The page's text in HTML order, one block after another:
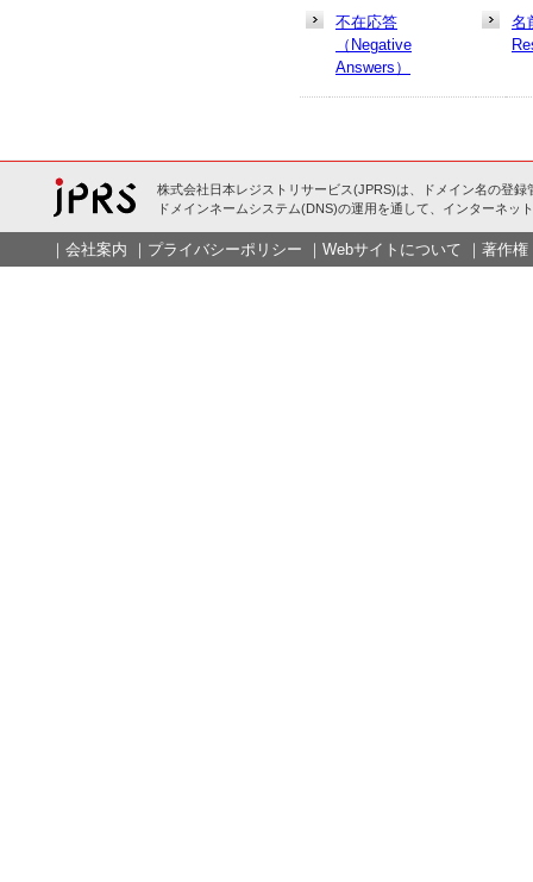
不在応答
（Negative
Answers）
名
株式会社日本レジストリサービス(JPRS)は、ドメイン名の登録
ドメインネームシステム(DNS)の運用を通して、インターネッ
｜ 会社案内 ｜ プライバシーポリシー ｜ Webサイトについて ｜ 著作権